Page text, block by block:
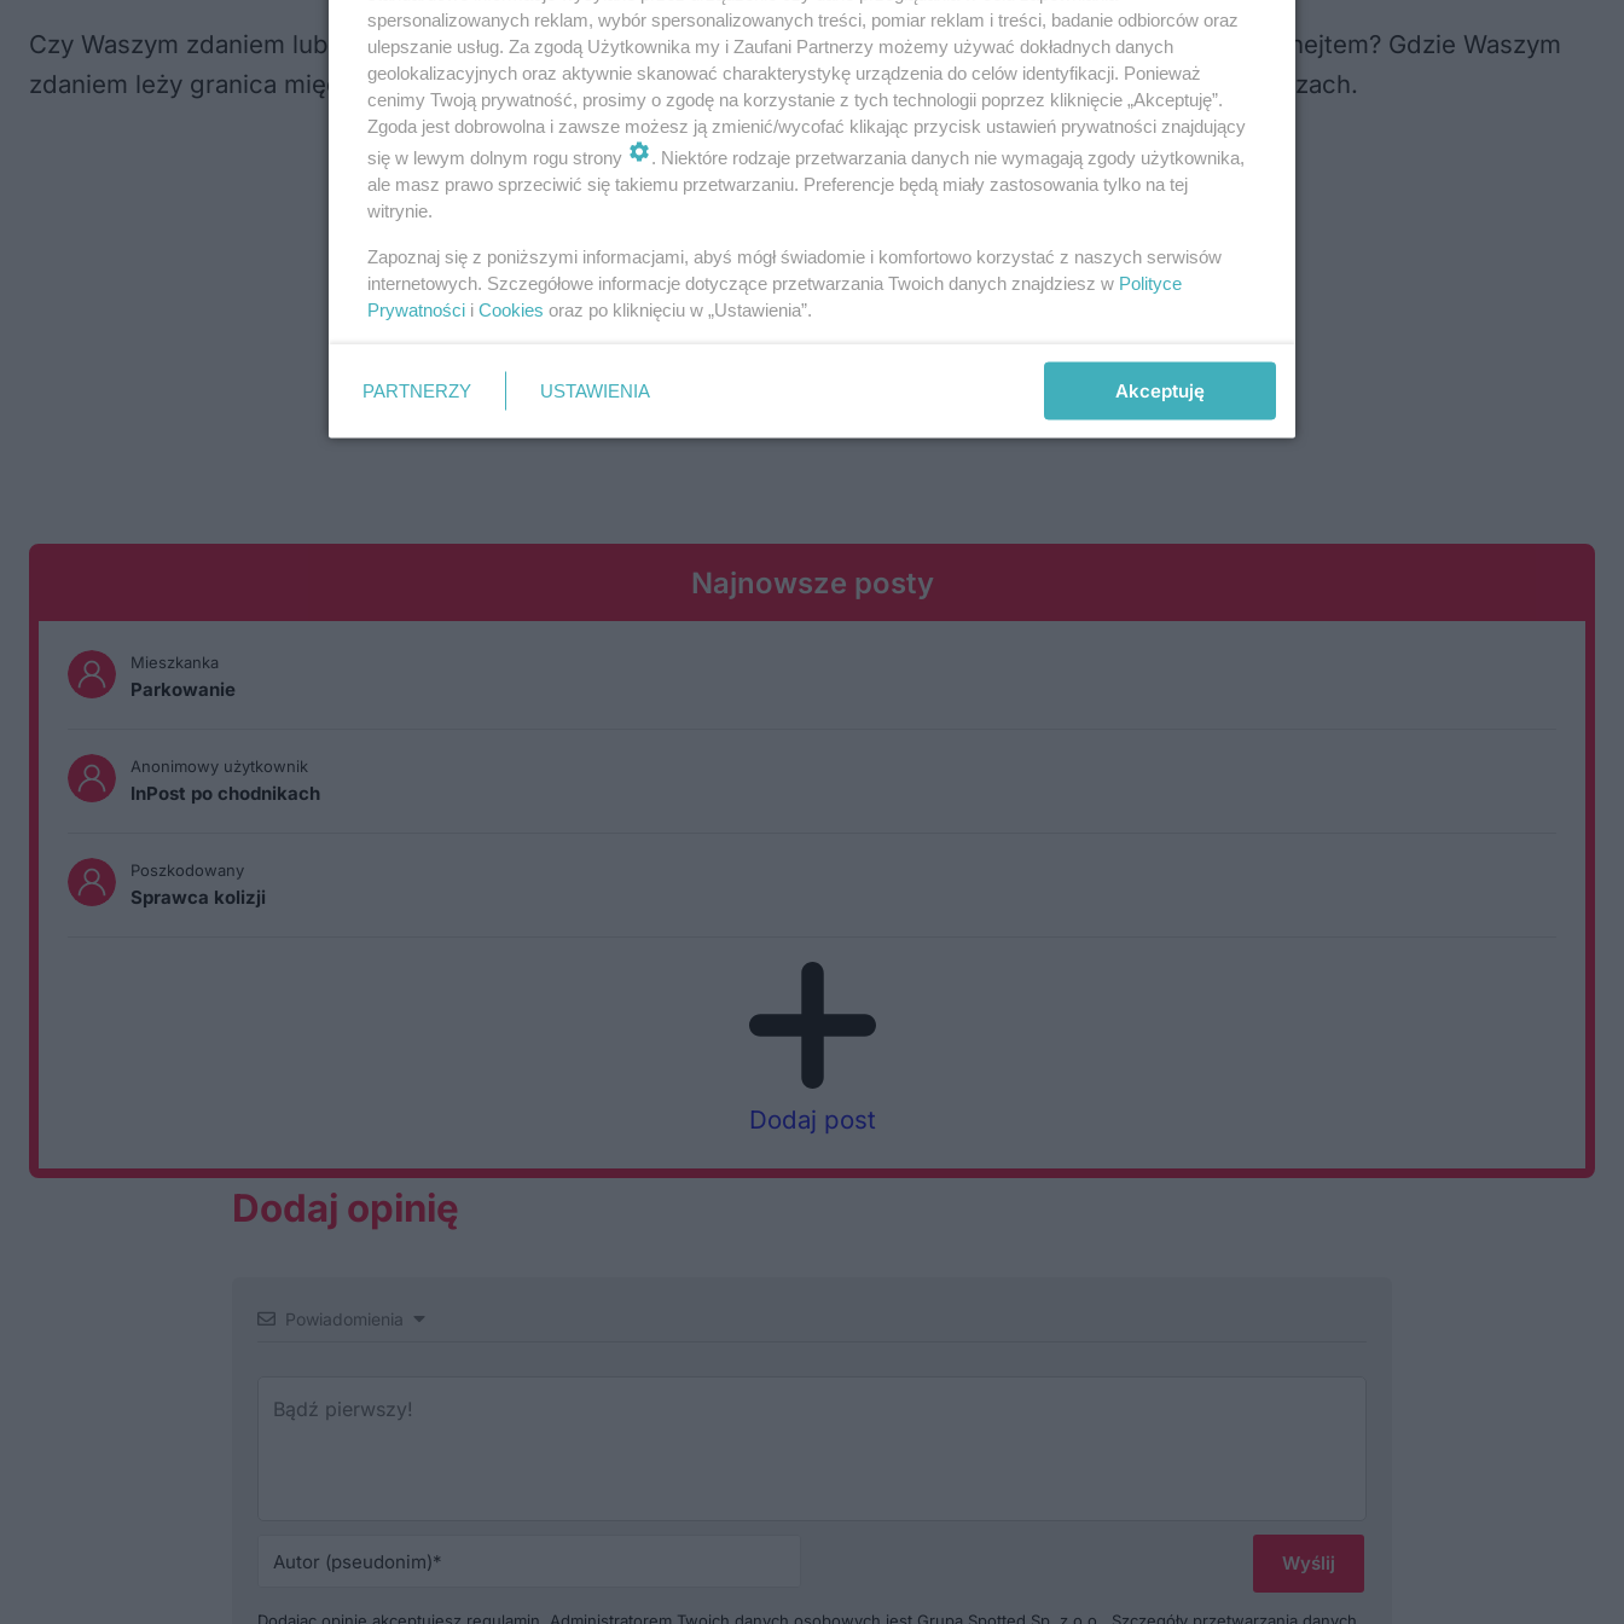
Czy Waszym zdaniem lubelskie szkoły robią wystarczająco dużo, by chronić dzieci przed cyberprzemocą i hejtem? Gdzie Waszym
zdaniem leży granica między żartem a psychiczną przemocą? Czekamy na Wasze głosy i opinie w komentarzach.
Najnowsze posty
Mieszkanka
Parkowanie
Anonimowy użytkownik
InPost po chodnikach
Poszkodowany
Sprawca kolizji
Dodaj post
Dodaj opinię
Powiadomienia
spersonalizowanych reklam, wybór spersonalizowanych treści, pomiar reklam i treści, badanie odbiorców oraz
ulepszanie usług. Za zgodą Użytkownika my i Zaufani Partnerzy możemy używać dokładnych danych
geolokalizacyjnych oraz aktywnie skanować charakterystykę urządzenia do celów identyfikacji. Ponieważ
cenimy Twoją prywatność, prosimy o zgodę na korzystanie z tych technologii poprzez kliknięcie „Akceptuję”.
Zgoda jest dobrowolna i zawsze możesz ją zmienić/wycofać klikając przycisk ustawień prywatności znajdujący
się w lewym dolnym rogu strony
. Niektóre rodzaje przetwarzania danych nie wymagają zgody użytkownika,
ale masz prawo sprzeciwić się takiemu przetwarzaniu. Preferencje będą miały zastosowania tylko na tej
witrynie.
Zapoznaj się z poniższymi informacjami, abyś mógł świadomie i komfortowo korzystać z naszych serwisów
internetowych. Szczegółowe informacje dotyczące przetwarzania Twoich danych znajdziesz w Polityce
Prywatności i Cookies oraz po kliknięciu w „Ustawienia”.
PARTNERZY USTAWIENIA Akceptuję